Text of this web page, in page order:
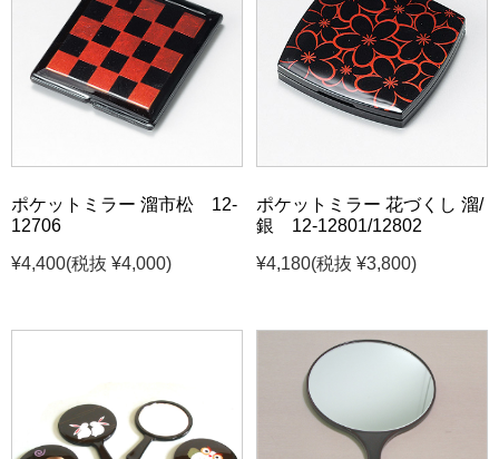
ポケットミラー 溜市松 12-
12706
¥4,400(税抜 ¥4,000)
ポケットミラー 花づくし 溜/
銀 12-12801/12802
¥4,180(税抜 ¥3,800)